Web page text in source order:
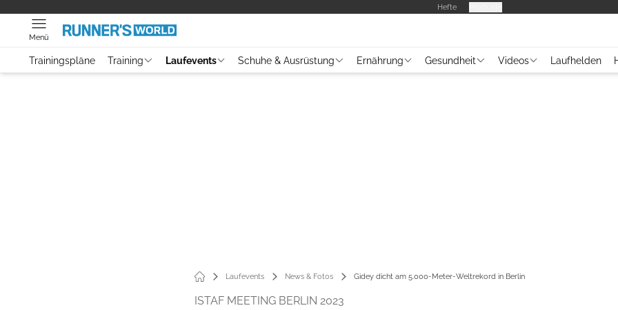
Hefte
Menü
Trainingspläne Training Laufevents Schuhe & Ausrüstung Ernährung Gesundheit Videos Laufhelden
Laufevents News & Fotos Gidey dicht am 5.000-Meter-Weltrekord in Berlin
ISTAF MEETING BERLIN 2023